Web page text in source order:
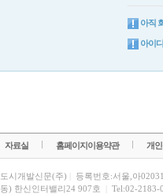
아직
아이
자료실 홈페이지이용약관 개
도시개발신문(주)
등록번호:서울,아
동) 한신인터밸리24 907호
Tel:02-2183-